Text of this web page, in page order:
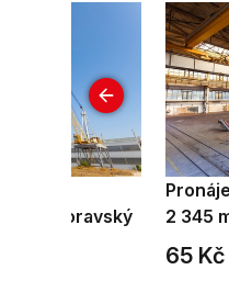
m², Moravský
2 345
65